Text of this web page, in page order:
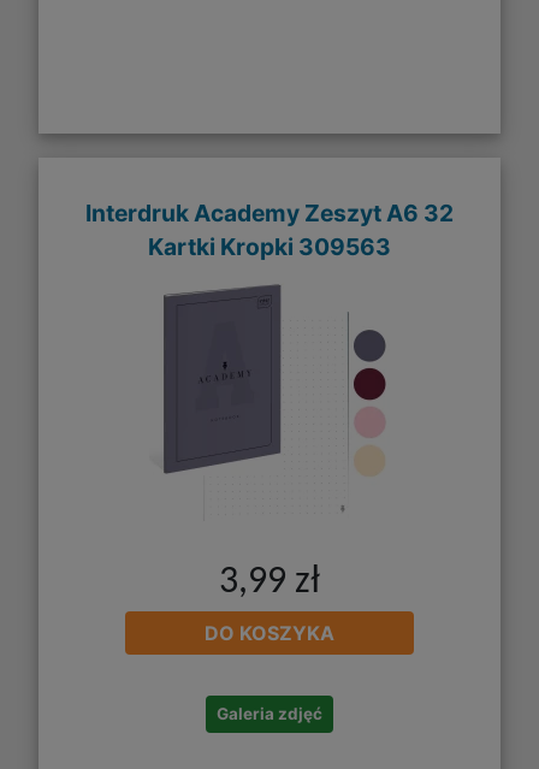
Interdruk Academy Zeszyt A6 32
Kartki Kropki 309563
3,99 zł
DO KOSZYKA
Galeria zdjęć